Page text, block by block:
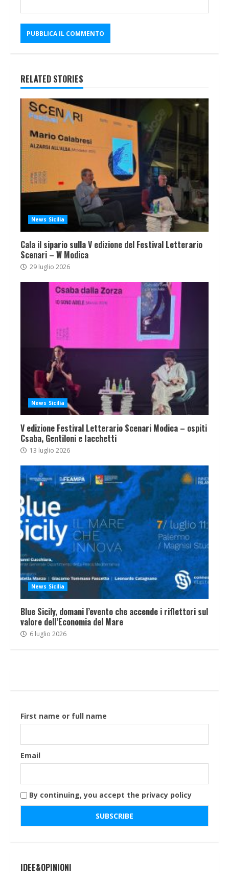
RELATED STORIES
News Sicilia
Cala il sipario sulla V edizione del Festival Letterario
Scenari – W Modica
29 luglio 2026
News Sicilia
V edizione Festival Letterario Scenari Modica – ospiti
Csaba, Gentiloni e Iacchetti
13 luglio 2026
News Sicilia
Blue Sicily, domani l’evento che accende i riflettori sul
valore dell’Economia del Mare
6 luglio 2026
First name or full name
Email
By continuing, you accept the privacy policy
IDEE&OPINIONI